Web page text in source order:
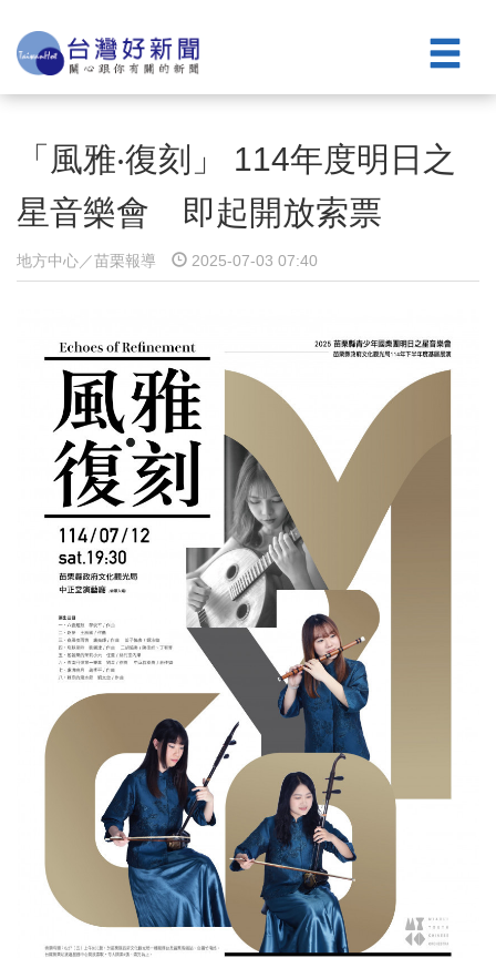
「風雅‧復刻」 114年度明日之
星音樂會 即起開放索票
地方中心／苗栗報導 2025-07-03 07:40